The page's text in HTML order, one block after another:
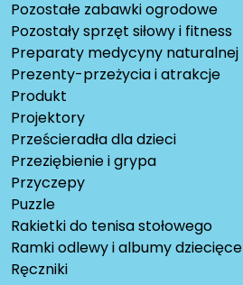
Pozostałe zabawki ogrodowe
Pozostały sprzęt siłowy i fitness
Preparaty medycyny naturalnej
Prezenty-przeżycia i atrakcje
Produkt
Projektory
Prześcieradła dla dzieci
Przeziębienie i grypa
Przyczepy
Puzzle
Rakietki do tenisa stołowego
Ramki odlewy i albumy dziecięce
Ręczniki